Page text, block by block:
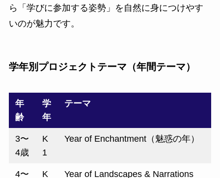
ら「学びに参加する姿勢」を自然に身につけやす
いのが魅力です。
学年別プロジェクトテーマ（年間テーマ）
年
齢
学
年
テーマ
3〜
4歳
K
1
Year of Enchantment（魅惑の年）
4〜
K
Year of Landscapes & Narrations